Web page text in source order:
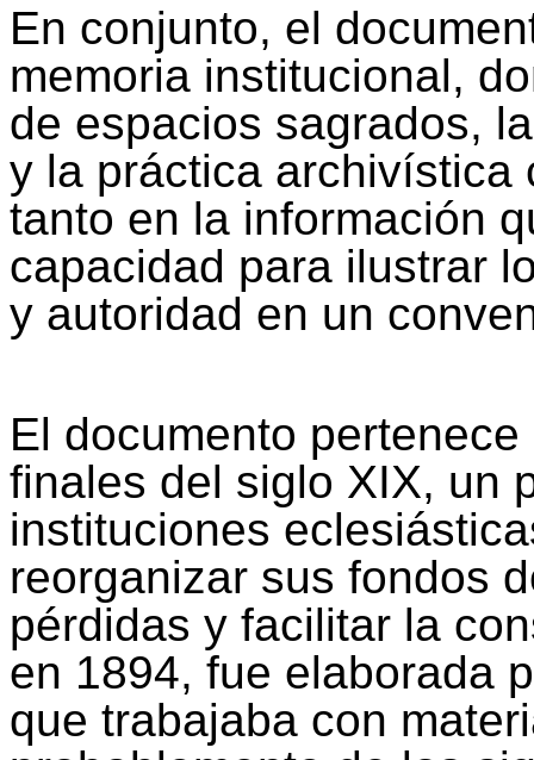
En conjunto, el
memoria institucional,
de espacios sagrados,
y la práctica archivística
tanto en la información
capacidad para ilustrar
y autoridad en un
El documento
finales del siglo XIX, un
instituciones
reorganizar sus fondos
pérdidas y facilitar la
en 1894, fue elaborada
que trabajaba con